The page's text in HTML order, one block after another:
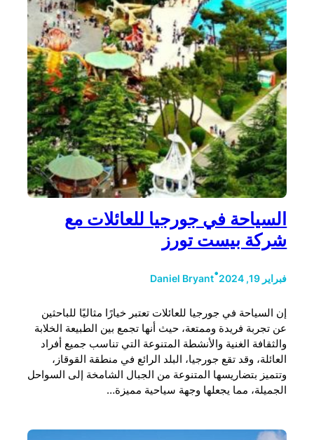
السياحة في جورجيا للعائلات مع
شركة بيست تورز
فبراير 19, 2024 •
Daniel Bryant
إن السياحة في جورجيا للعائلات تعتبر خيارًا مثاليًا للباحثين
عن تجربة فريدة وممتعة، حيث أنها تجمع بين الطبيعة الخلابة
والثقافة الغنية والأنشطة المتنوعة التي تناسب جميع أفراد
العائلة، وقد تقع جورجيا، البلد الرائع في منطقة القوقاز،
وتتميز بتضاريسها المتنوعة من الجبال الشامخة إلى السواحل
الجميلة، مما يجعلها وجهة سياحية مميزة…